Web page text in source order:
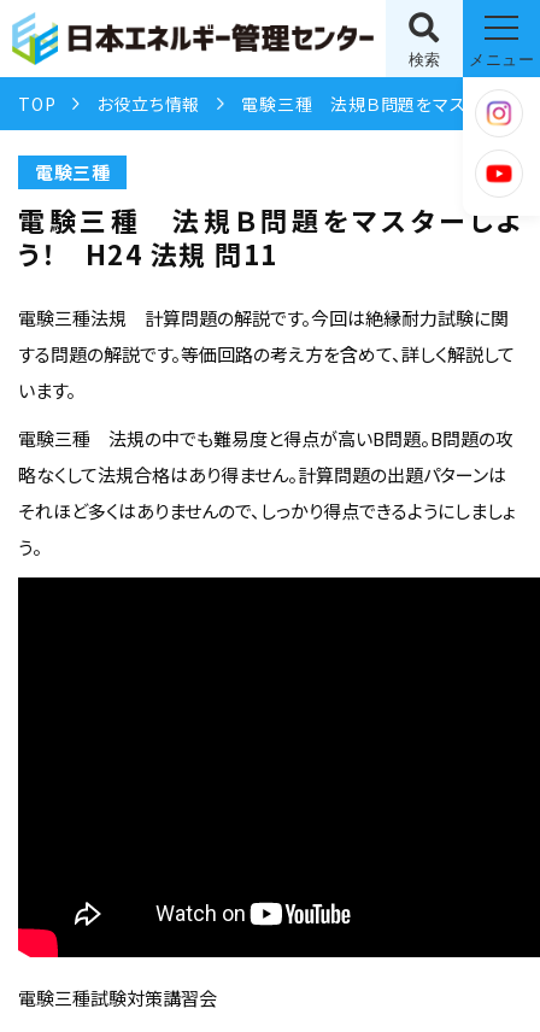
検索 メニュー
TOP お役立ち情報 電験三種 法規Ｂ問題をマスターしよう！ H24 法規 問11
電験三種
電験三種 法規Ｂ問題をマスターしよ
う！ H24 法規 問11
電験三種法規 計算問題の解説です。今回は絶縁耐力試験に関
する問題の解説です。等価回路の考え方を含めて、詳しく解説して
います。
電験三種 法規の中でも難易度と得点が高いB問題。B問題の攻
略なくして法規合格はあり得ません。計算問題の出題パターンは
それほど多くはありませんので、しっかり得点できるようにしましょ
う。
電験三種試験対策講習会